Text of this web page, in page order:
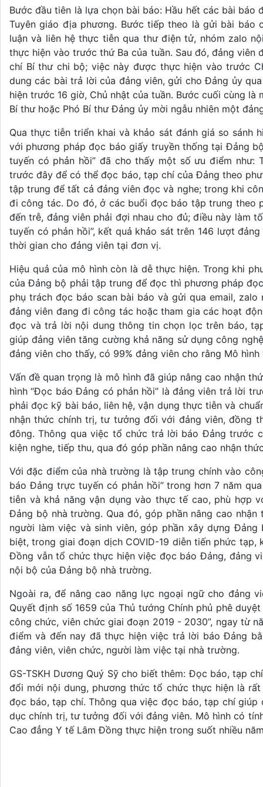
Bước đầu tiên là lựa chọn bài báo: Hầu hết các bài
Tuyên giáo địa phương. Bước tiếp theo là gửi bài
luận và liên hệ thực tiễn qua thư điện tử, nhóm zalo
thực hiện vào trước thứ Ba của tuần. Sau đó, đảng
chí Bí thư chi bộ; việc này được thực hiện vào trước
dung các bài trả lời của đảng viên, gửi cho Đảng ủy
hiện trước 16 giờ, Chủ nhật của tuần. Bước cuối cùng
Bí thư hoặc Phó Bí thư Đảng ủy mời ngẫu nhiên một
Qua thực tiễn triển khai và khảo sát đánh giá so sánh
với phương pháp đọc báo giấy truyền thống tại Đảng
tuyến có phản hồi” đã cho thấy một số ưu điểm như:
trước đây để có thể đọc báo, tạp chí của Đảng theo
tập trung để tất cả đảng viên đọc và nghe; trong khi
đi công tác. Do đó, ở các buổi đọc báo tập trung theo
đến trễ, đảng viên phải đợi nhau cho đủ; điều này làm
tuyến có phản hồi”, kết quả khảo sát trên 146 lượt
thời gian cho đảng viên tại đơn vị.
Hiệu quả của mô hình còn là dễ thực hiện. Trong khi
của Đảng bộ phải tập trung để đọc thì phương pháp
phụ trách đọc báo scan bài báo và gửi qua email,
đảng viên đang đi công tác hoặc tham gia các hoạt
đọc và trả lời nội dung thông tin chọn lọc trên báo,
giúp đảng viên tăng cường khả năng sử dụng công
đảng viên cho thấy, có 99% đảng viên cho rằng Mô
Vấn đề quan trọng là mô hình đã giúp nâng cao nhận
hình “Đọc báo Đảng có phản hồi” là đảng viên trả lời
phải đọc kỹ bài báo, liên hệ, vận dụng thực tiễn và
nhận thức chính trị, tư tưởng đối với đảng viên, đồng
đông. Thông qua việc tổ chức trả lời báo Đảng trước
kiện nghe, tiếp thu, qua đó góp phần nâng cao nhận
Với đặc điểm của nhà trường là tập trung chính vào
báo Đảng trực tuyến có phản hồi” trong hơn 7 năm
tiễn và khả năng vận dụng vào thực tế cao, phù
Đảng bộ nhà trường. Qua đó, góp phần nâng cao
người làm việc và sinh viên, góp phần xây dựng
biệt, trong giai đoạn dịch COVID-19 diễn tiến phức
Đồng vẫn tổ chức thực hiện việc đọc báo Đảng, đảng
nội bộ của Đảng bộ nhà trường.
Ngoài ra, để nâng cao năng lực ngoại ngữ cho đảng
Quyết định số 1659 của Thủ tướng Chính phủ phê
công chức, viên chức giai đoạn 2019 - 2030”, ngay từ
điểm và đến nay đã thực hiện việc trả lời báo Đảng
đảng viên, viên chức, người làm việc tại nhà trường.
GS-TSKH Dương Quý Sỹ cho biết thêm: Đọc báo, tạp
đổi mới nội dung, phương thức tổ chức thực hiện là
đọc báo, tạp chí. Thông qua việc đọc báo, tạp chí
dục chính trị, tư tưởng đối với đảng viên. Mô hình có
Cao đẳng Y tế Lâm Đồng thực hiện trong suốt nhiều